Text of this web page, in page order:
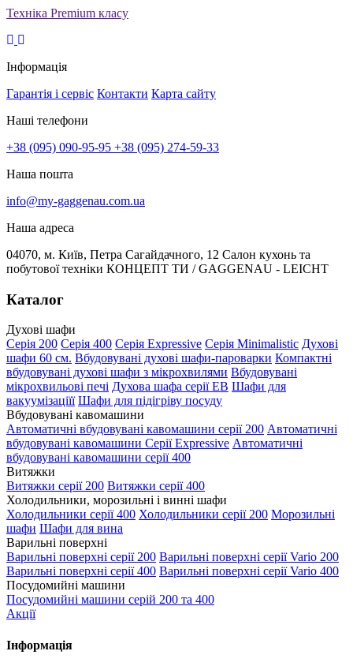
Техніка Premium класу
Інформація
Гарантія і сервіс Контакти Карта сайту
Наші телефони
+38 (095) 090-95-95 +38 (095) 274-59-33
Наша пошта
info@my-gaggenau.com.ua
Наша адреса
04070, м. Київ, Петра Сагайдачного, 12 Салон кухонь та
побутової техніки КОНЦЕПТ ТИ / GAGGENAU - LEICHT
Каталог
Духові шафи
Серія 200 Серія 400 Серія Expressive Серія Minimalistic Духові
шафи 60 см. Вбудовувані духові шафи-пароварки Компактні
вбудовувані духові шафи з мікрохвилями Вбудовувані
мікрохвильові печі Духова шафа серії EB Шафи для
вакуумізаціїї Шафи для підігріву посуду
Вбудовувані кавомашини
Автоматичні вбудовувані кавомашини серії 200 Автоматичні
вбудовувані кавомашини Серії Expressive Автоматичні
вбудовувані кавомашини серії 400
Витяжки
Витяжки серії 200 Витяжки серії 400
Холодильники, морозильні і винні шафи
Холодильники серії 400 Холодильники серії 200 Морозильні
шафи Шафи для вина
Варильні поверхні
Варильні поверхні серії 200 Варильні поверхні серії Vario 200
Варильні поверхні серії 400 Варильні поверхні серії Vario 400
Посудомийні машини
Посудомийні машини серій 200 та 400
Акції
Інформація